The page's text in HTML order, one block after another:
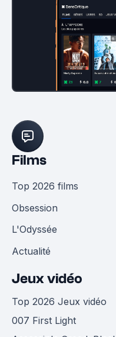
Films
Top 2026 films
Obsession
L'Odyssée
Actualité
Jeux vidéo
Top 2026 Jeux vidéo
007 First Light